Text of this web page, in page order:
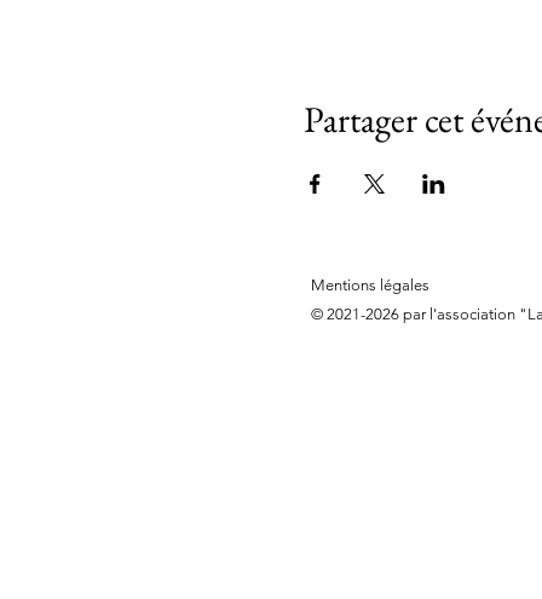
Partager cet
Mentions légales
© 2021-2026 par l'association